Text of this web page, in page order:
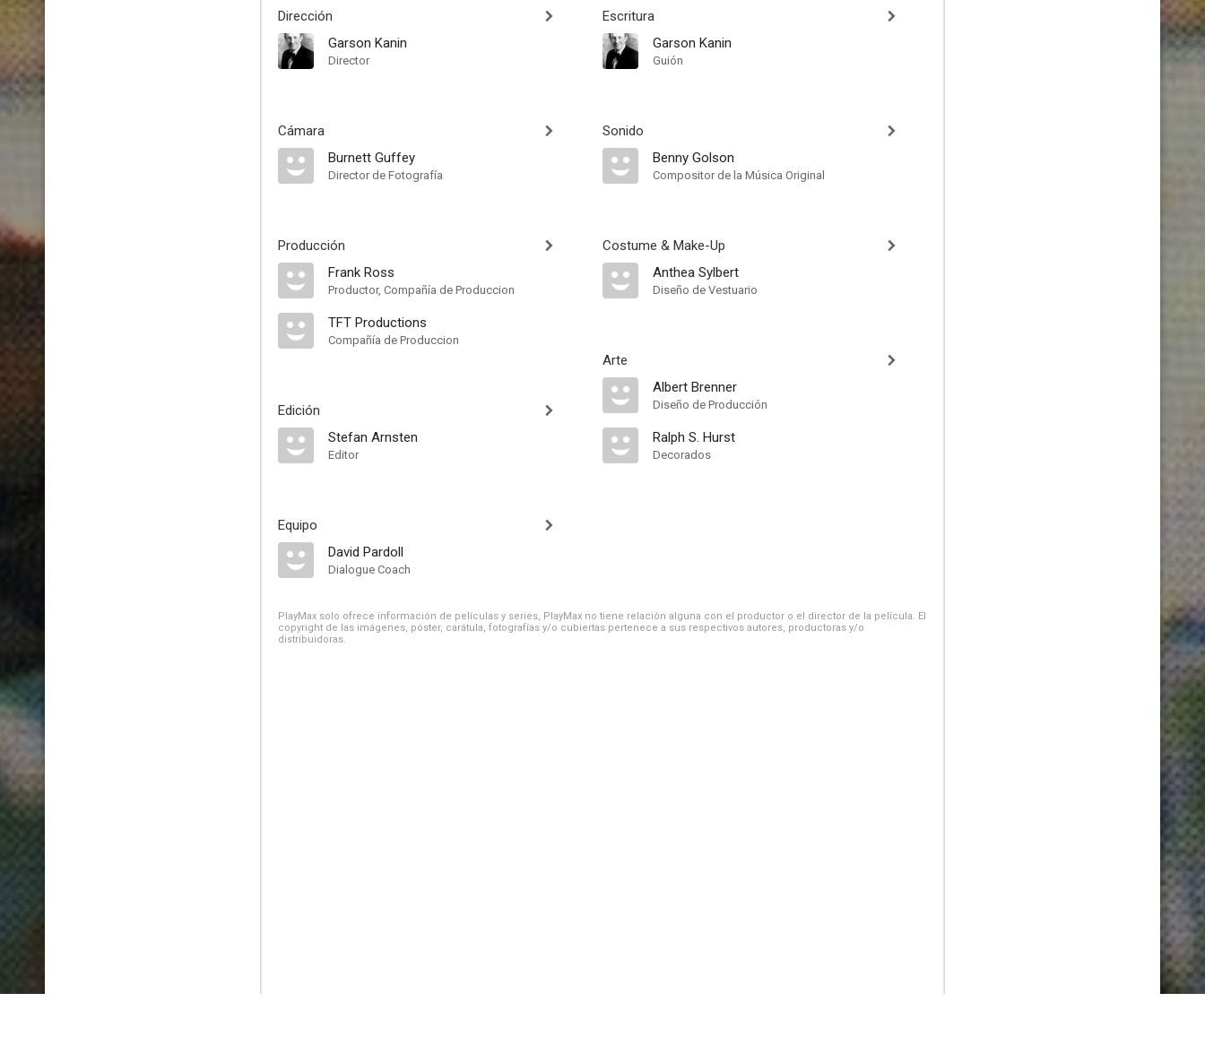
Dirección
Garson Kanin
Director
Cámara
Burnett Guffey
Director de Fotografía
Producción
Frank Ross
Productor, Compañía de Produccion
TFT Productions
Compañía de Produccion
Edición
Stefan Arnsten
Editor
Equipo
David Pardoll
Dialogue Coach
Escritura
Garson Kanin
Guión
Sonido
Benny Golson
Compositor de la Música Original
Costume & Make-Up
Anthea Sylbert
Diseño de Vestuario
Arte
Albert Brenner
Diseño de Producción
Ralph S. Hurst
Decorados
PlayMax solo ofrece información de películas y series, PlayMax no tiene relación alguna con el productor o el director de la película. El
copyright de las imágenes, póster, carátula, fotografías y/o cubiertas pertenece a sus respectivos autores, productoras y/o
distribuidoras.